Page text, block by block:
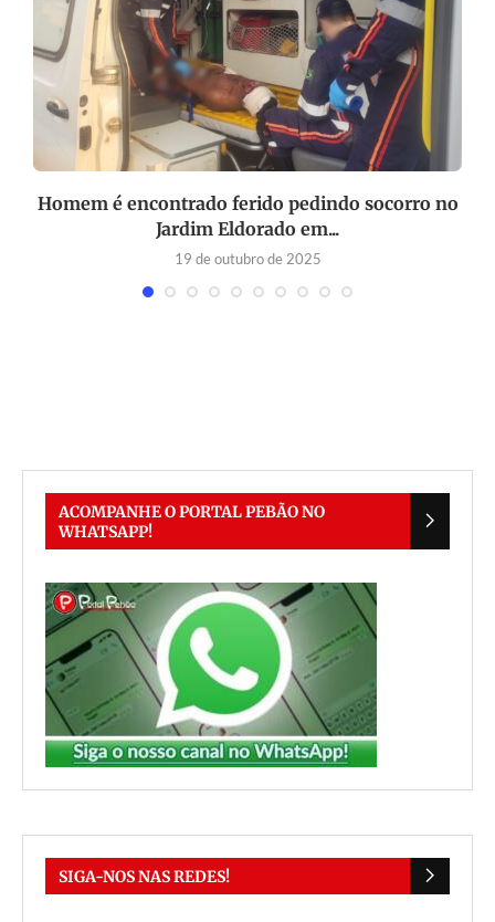
Homem é encontrado ferido pedindo socorro no
Jardim Eldorado em...
19 de outubro de 2025
ACOMPANHE O PORTAL PEBÃO NO
WHATSAPP!
SIGA-NOS NAS REDES!